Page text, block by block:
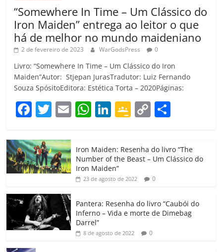
“Somewhere In Time – Um Clássico do
Iron Maiden” entrega ao leitor o que
há de melhor no mundo maideniano
2 de fevereiro de 2023 WarGodsPress 0
Livro: “Somewhere In Time – Um Clássico do Iron
Maiden”Autor: Stjepan JurasTradutor: Luiz Fernando
Souza SpósitoEditora: Estética Torta – 2020Páginas:
F
c
e
b
o
o
k
T
itt
er
E W
at
s
A
p
Li
e
dI
G
gl
e
Cl
a
ss
ro
C
p
y
Li
k
m
p
h
ar
Iron Maiden: Resenha do livro “The
Number of the Beast – Um Clássico do
Iron Maiden”
23 de agosto de 2022 0
Pantera: Resenha do livro “Caubói do
Inferno – Vida e morte de Dimebag
Darrel”
8 de agosto de 2022 0